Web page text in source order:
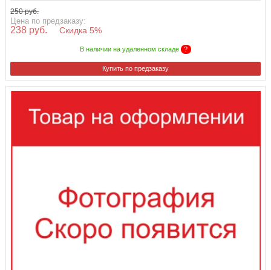
250 руб.
Цена по предзаказу:
238 руб. Скидка 5%
В наличии на удаленном складе ?
Купить по предзаказу